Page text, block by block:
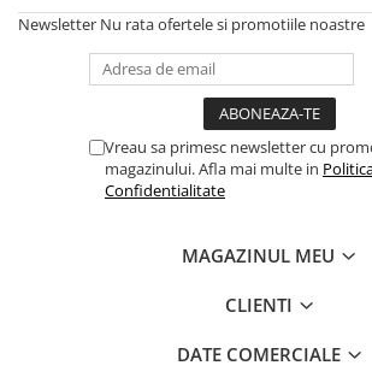
Newsletter Nu rata ofertele si promotiile noastre
Vreau sa primesc newsletter cu
magazinului. Afla mai multe in
Confidentialitate
MAGAZINUL MEU
CLIENTI
DATE COMERCIALE